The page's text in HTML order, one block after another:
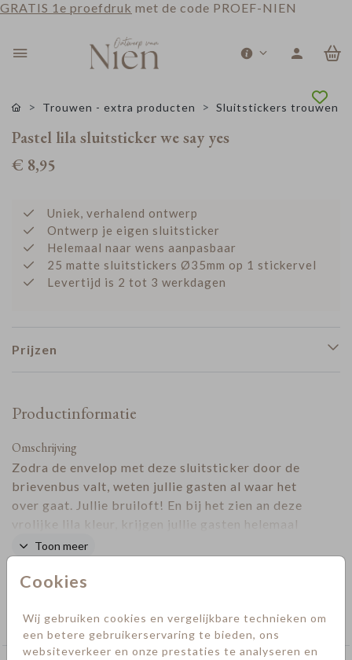
GRATIS 1e proefdruk met de code PROEF-NIEN
Cookies
Wij gebruiken cookies en vergelijkbare technieken om
een betere gebruikerservaring te bieden, ons
websiteverkeer en onze prestaties te analyseren en
Trouwen - extra producten Sluitstickers trouwen
Pastel lila sluitsticker we say yes
€ 8,95
Uniek, verhalend ontwerp
Ontwerp je eigen sluitsticker
Helemaal naar wens aanpasbaar
25 matte sluitstickers Ø35mm op 1 stickervel
Levertijd is 2 tot 3 werkdagen
Prijzen
Productinformatie
Omschrijving
Zodra de envelop met deze sluitsticker door de
brievenbus valt, weten jullie gasten al waar het
over gaat. Jullie bruiloft! En bij het zien an deze
vrolijke lila kleur, krijgen jullie gasten helemaal
een lach op hun gezicht!
Toon meer
Designer
Sluitstickers trouwen